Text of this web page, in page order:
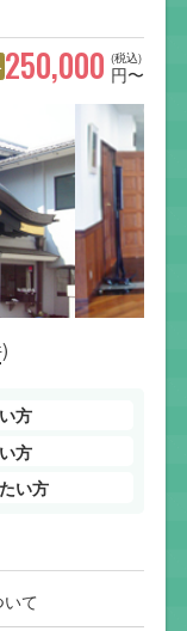
(税込)
250,000 円〜
方
方
い方
て